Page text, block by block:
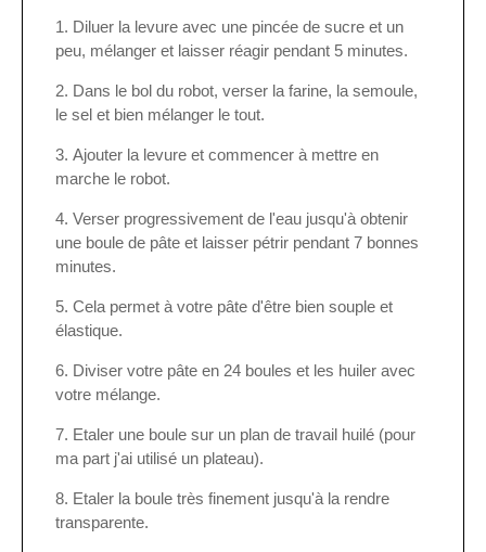
Diluer la levure avec une pincée de sucre et un
peu, mélanger et laisser réagir pendant 5 minutes.
Dans le bol du robot, verser la farine, la semoule,
le sel et bien mélanger le tout.
Ajouter la levure et commencer à mettre en
marche le robot.
Verser progressivement de l'eau jusqu'à obtenir
une boule de pâte et laisser pétrir pendant 7 bonnes
minutes.
Cela permet à votre pâte d'être bien souple et
élastique.
Diviser votre pâte en 24 boules et les huiler avec
votre mélange.
Etaler une boule sur un plan de travail huilé (pour
ma part j'ai utilisé un plateau).
Etaler la boule très finement jusqu'à la rendre
transparente.